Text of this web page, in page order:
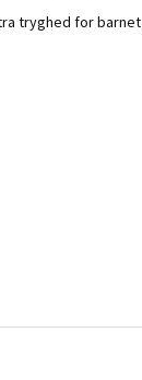
tryghed for